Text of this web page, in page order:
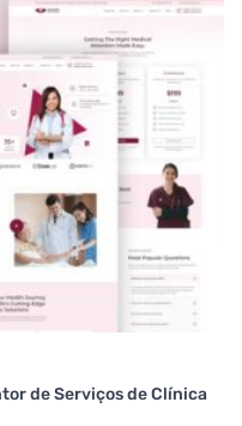
de Serviços de Clínica